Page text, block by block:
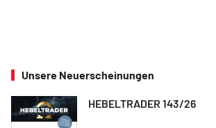
Unsere Neuerscheinungen
HEBELTRADER 143/26